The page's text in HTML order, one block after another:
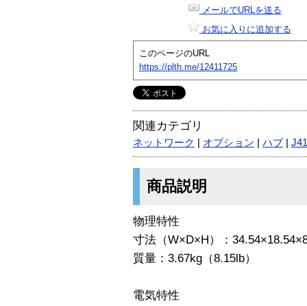
メールでURLを送る
お気に入りに追加する
このページのURL
https://plth.me/12411725
関連カテゴリ
ネットワーク オプション ハブ
商品説明
物理特性
寸法（W×D×H）：
質量：3.67kg（8.15lb）
電気特性